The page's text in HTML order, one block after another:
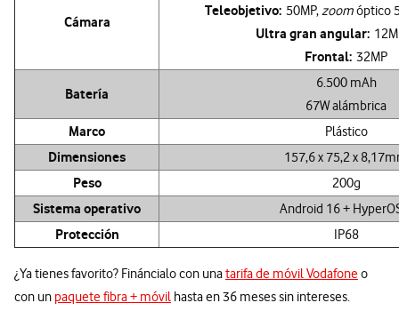
Cámara
Teleobjetivo:50MP,zoomóptico
Ultra gran angular:
Frontal: 32MP
Batería
6.500 mAh
67W alámbrica
Marco Plástico
Dimensiones 157,6 x 75,2 x
Peso 200g
Sistema operativo Android 16 +
Protección IP68
¿Ya tienes favorito? Fináncialo con unatarifa de móvil Vodafoneo
con un paquete fibra + móvil hasta en 36 meses sin intereses.